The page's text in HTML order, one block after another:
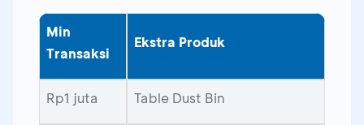
Min
Transaksi
Ekstra Produk
Rp1 juta Table Dust Bin